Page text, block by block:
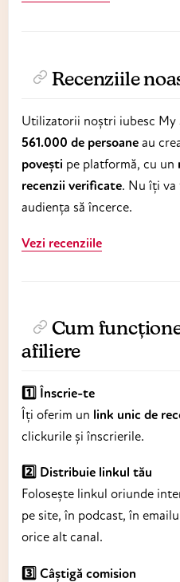
Recenziile
Utilizatorii noștri iubesc My
561.000 de persoane au
povești pe platformă, cu un
recenzii verificate. Nu îți va
audiența să încerce.
Vezi recenziile
Cum
afiliere
1️⃣ Înscrie-te
Îți oferim un link unic de
clickurile și înscrierile.
2️⃣ Distribuie linkul tău
Folosește linkul oriunde
pe site, în podcast, în
orice alt canal.
3️⃣ Câștigă comision